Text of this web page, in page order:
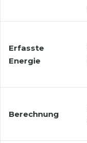
Erfasste
Energie
Berechnung